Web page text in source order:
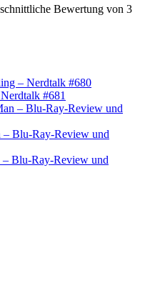
Bewertung von 3
– Nerdtalk #680
#681
– Blu-Ray-Review und
Blu-Ray-Review und
Blu-Ray-Review und